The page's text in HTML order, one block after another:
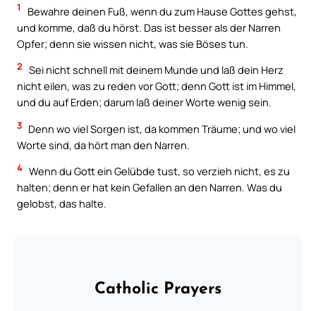
1
Bewahre deinen Fuß, wenn du zum Hause Gottes gehst,
und komme, daß du hörst. Das ist besser als der Narren
Opfer; denn sie wissen nicht, was sie Böses tun.
2 Sei nicht schnell mit deinem Munde und laß dein Herz
nicht eilen, was zu reden vor Gott; denn Gott ist im Himmel,
und du auf Erden; darum laß deiner Worte wenig sein.
3 Denn wo viel Sorgen ist, da kommen Träume; und wo viel
Worte sind, da hört man den Narren.
4 Wenn du Gott ein Gelübde tust, so verzieh nicht, es zu
halten; denn er hat kein Gefallen an den Narren. Was du
gelobst, das halte.
Catholic Prayers